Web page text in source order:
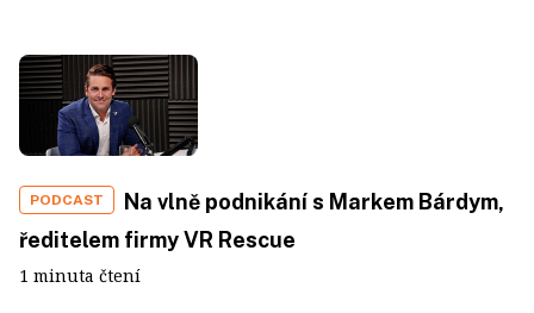
PODCAST
Na vlně podnikání s Markem Bárdym,
ředitelem firmy VR Rescue
1 minuta čtení